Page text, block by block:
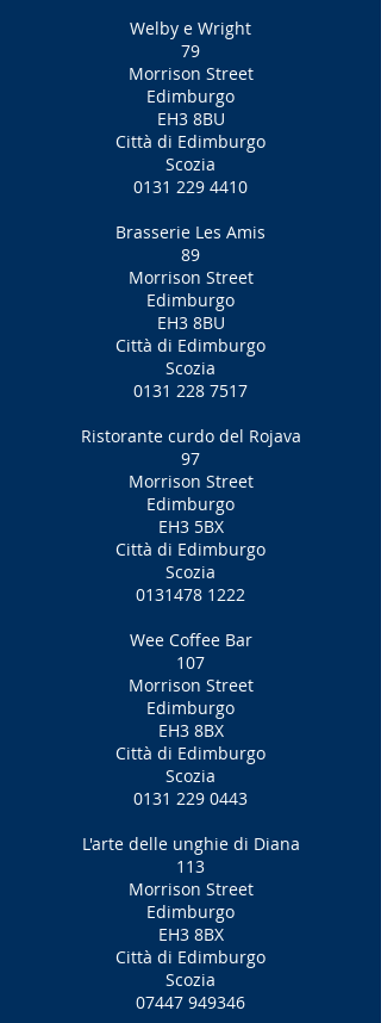
Welby e Wright
79
Morrison Street
Edimburgo
EH3 8BU
Città di Edimburgo
Scozia
0131 229 4410
Brasserie Les Amis
89
Morrison Street
Edimburgo
EH3 8BU
Città di Edimburgo
Scozia
0131 228 7517
Ristorante curdo del Rojava
97
Morrison Street
Edimburgo
EH3 5BX
Città di Edimburgo
Scozia
0131478 1222
Wee Coffee Bar
107
Morrison Street
Edimburgo
EH3 8BX
Città di Edimburgo
Scozia
0131 229 0443
L'arte delle unghie di Diana
113
Morrison Street
Edimburgo
EH3 8BX
Città di Edimburgo
Scozia
07447 949346